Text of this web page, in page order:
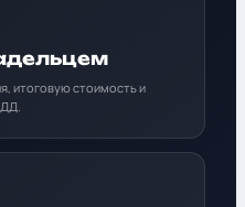
итоговую стоимость и